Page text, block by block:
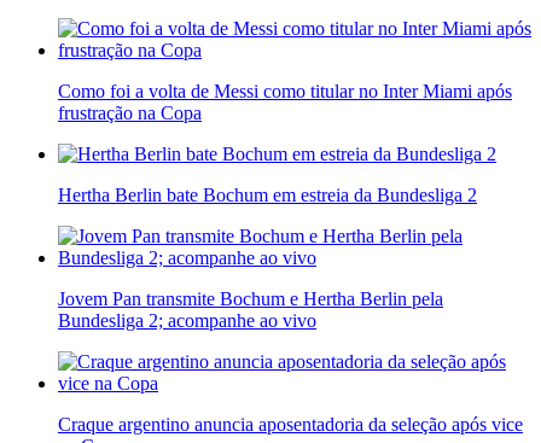
Como foi a volta de Messi como titular no Inter Miami após
frustração na Copa
Hertha Berlin bate Bochum em estreia da Bundesliga 2
Jovem Pan transmite Bochum e Hertha Berlin pela
Bundesliga 2; acompanhe ao vivo
Craque argentino anuncia aposentadoria da seleção após vice